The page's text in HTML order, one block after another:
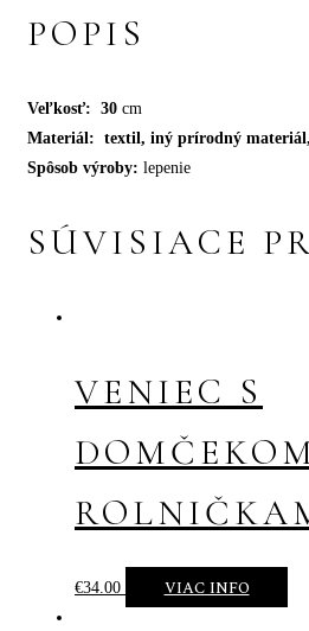
POPIS
Veľkosť: 30 cm
Materiál: textil, iný prírodný
Spôsob výroby: lepenie
SÚVISIACE
VENIEC S
€34.00 VIAC INFO